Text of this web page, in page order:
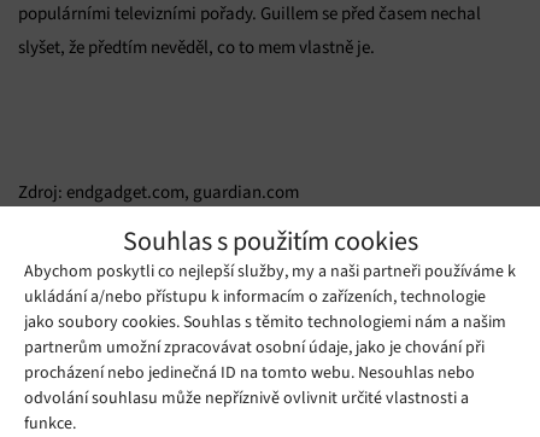
Souhlas s použitím cookies
Abychom poskytli co nejlepší služby, my a naši partneři používáme k
ukládání a/nebo přístupu k informacím o zařízeních, technologie
jako soubory cookies. Souhlas s těmito technologiemi nám a našim
partnerům umožní zpracovávat osobní údaje, jako je chování při
procházení nebo jedinečná ID na tomto webu. Nesouhlas nebo
odvolání souhlasu může nepříznivě ovlivnit určité vlastnosti a
funkce.
populárními televizními pořady. Guillem se před časem nechal
slyšet, že předtím nevěděl, co to mem vlastně je.
Zdroj: endgadget.com, guardian.com
Mohlo by se vám líbit